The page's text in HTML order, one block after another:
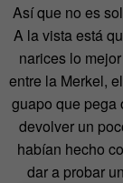
Así que no es
A la vista está
narices lo
entre la Merkel,
guapo que pega
devolver un
habían hecho
dar a probar